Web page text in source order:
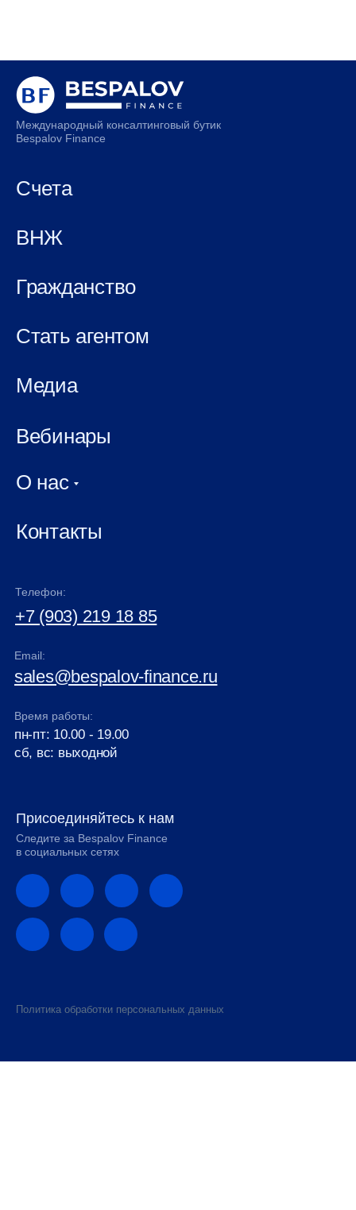
Политика обработки персональных данных
Контакты
+7 (903) 219 18 85
Вебинары
Медиа
О нас
Стать агентом
Гражданство
ВНЖ
Счета
Следите за Bespalov Finance
в социальных сетях
Телефон:
Email:
sales@bespalov-finance.ru
пн-пт: 10.00 - 19.00
сб, вс: выходной
Время работы:
Присоединяйтесь к нам
Международный консалтинговый бутик
Bespalov Finance